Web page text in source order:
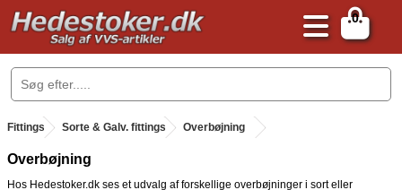
0
.
Fittings . Sorte & Galv. fittings . Overbøjning
Overbøjning
Hos Hedestoker.dk ses et udvalg af forskellige overbøjninger i sort eller